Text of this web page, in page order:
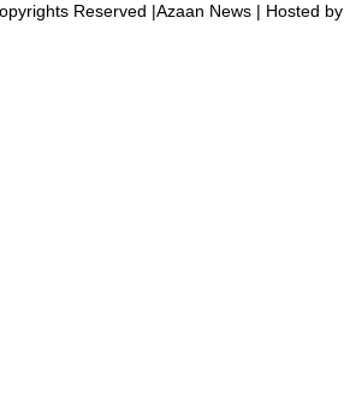
Reserved |Azaan News | Hosted by